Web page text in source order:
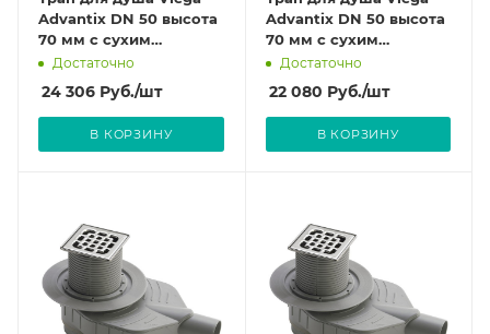
Advantix DN 50 высота
70 мм с сухим
затвором. Насадка для
решетки из
нержавеющей стали.
арт.617288 (4936.4)
Достаточно
24 306 Руб./шт
В КОРЗИНУ
Advantix DN 50 высота
70 мм с сухим
затвором. Насадка для
решетки из пластика.
арт.583231 (4936.4)
Достаточно
22 080 Руб./шт
В КОРЗИНУ